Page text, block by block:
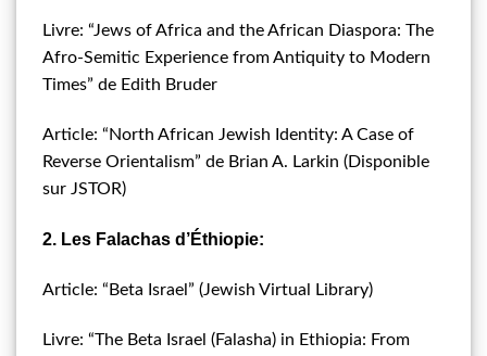
Livre: “Jews of Africa and the African Diaspora: The
Afro-Semitic Experience from Antiquity to Modern
Times” de Edith Bruder
Article: “North African Jewish Identity: A Case of
Reverse Orientalism” de Brian A. Larkin (Disponible
sur JSTOR)
2. Les Falachas d’Éthiopie:
Article: “Beta Israel” (Jewish Virtual Library)
Livre: “The Beta Israel (Falasha) in Ethiopia: From